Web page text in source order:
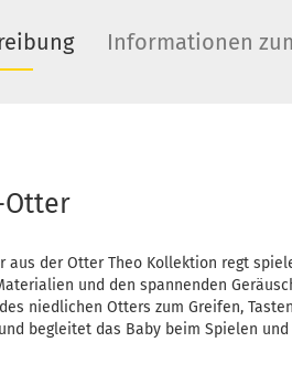
Informationen
Otter
aus der Otter Theo Kollektion regt
und den spannenden
niedlichen Otters zum Greifen,
begleitet das Baby beim Spielen und